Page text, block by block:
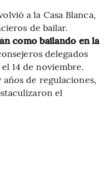
a la Casa Blanca,
de bailar.
como bailando en la
delegados
14 de noviembre.
años de regulaciones,
el